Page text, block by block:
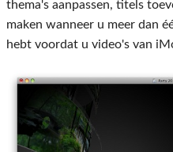
thema's aanpassen, titels
maken wanneer u meer dan
hebt voordat u video's van